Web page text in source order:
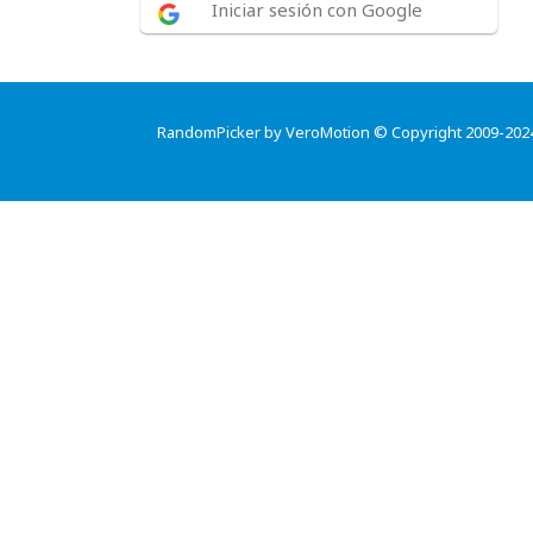
Iniciar sesión con Google
RandomPicker by VeroMotion © Copyright 2009-